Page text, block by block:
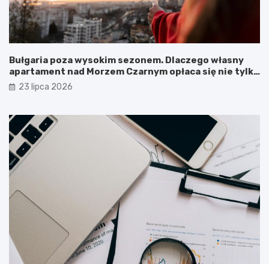
Bułgaria poza wysokim sezonem. Dlaczego własny
apartament nad Morzem Czarnym opłaca się nie tylko
latem?
23 lipca 2026